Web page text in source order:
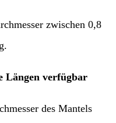
zwischen 0,8
Längen verfügbar
des Mantels